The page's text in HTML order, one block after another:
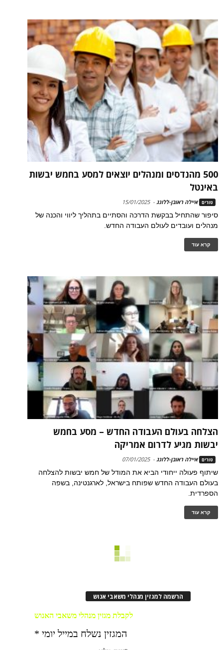
500 מהנדסים ומנהלים יוצאים למסע בחמש יבשות
באינטל
טורים איילה ראובן-ללונג -
15/01/2025
סיפור שהתחיל בבקשת הדרכה והסתיים בתהליך ליווי והכנה של
מנהלים ועובדים לעולם העבודה החדש.
קרא עוד
הצלחה בעולם העבודה החדש – מסע בחמש
יבשות מגיע לדרום אמריקה
טורים איילה ראובן-ללונג -
07/01/2025
שיתוף פעולה ייחודי הביא את המודל של חמש יבשות להצלחה
בעולם העבודה החדש שפותח בישראל, לארגנטינה, בשפה
הספרדית.
קרא עוד
הרשמה למגזין מנהלי משאבי אנוש